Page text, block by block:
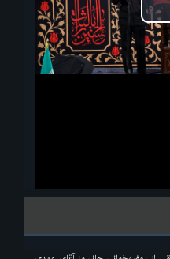
در مراسم عزاداری هیئات